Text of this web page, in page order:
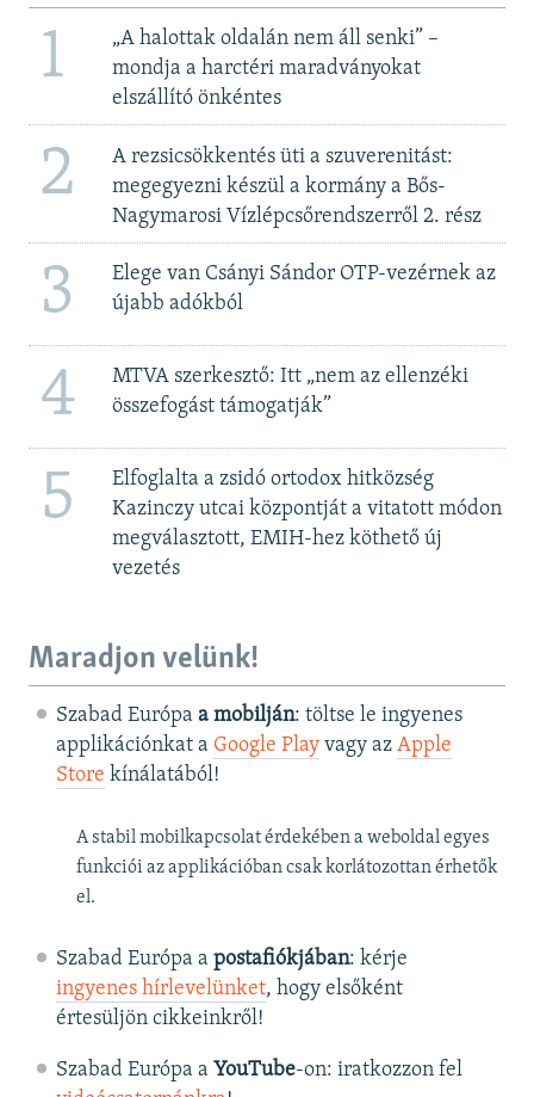
1
„A halottak oldalán nem áll senki” –
mondja a harctéri maradványokat
elszállító önkéntes
2
A rezsicsökkentés üti a szuverenitást:
megegyezni készül a kormány a Bős-
Nagymarosi Vízlépcsőrendszerről 2. rész
3
Elege van Csányi Sándor OTP-vezérnek az
újabb adókból
4
MTVA szerkesztő: Itt „nem az ellenzéki
összefogást támogatják”
5
Elfoglalta a zsidó ortodox hitközség
Kazinczy utcai központját a vitatott módon
megválasztott, EMIH-hez köthető új
vezetés
Maradjon velünk!
Szabad Európa a mobilján: töltse le ingyenes
applikációnkat a Google Playvagy az Apple
Store kínálatából!
A stabil mobilkapcsolat érdekében a weboldal egyes
funkciói az applikációban csak korlátozottan érhetők
el.
Szabad Európa a postafiókjában: kérje
ingyenes hírlevelünket, hogy elsőként
értesüljön cikkeinkről!
Szabad Európa a YouTube-on: iratkozzon fel